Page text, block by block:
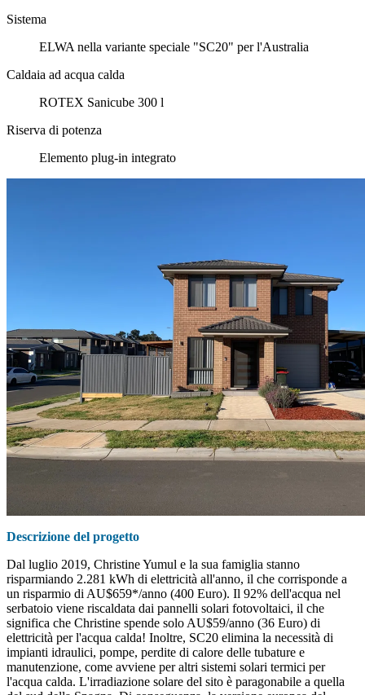
Sistema
ELWA nella variante speciale "SC20" per l'Australia
Caldaia ad acqua calda
ROTEX Sanicube 300 l
Riserva di potenza
Elemento plug-in integrato
Descrizione del progetto
Dal luglio 2019, Christine Yumul e la sua famiglia stanno
risparmiando 2.281 kWh di elettricità all'anno, il che corrisponde a
un risparmio di AU$659*/anno (400 Euro). Il 92% dell'acqua nel
serbatoio viene riscaldata dai pannelli solari fotovoltaici, il che
significa che Christine spende solo AU$59/anno (36 Euro) di
elettricità per l'acqua calda! Inoltre, SC20 elimina la necessità di
impianti idraulici, pompe, perdite di calore delle tubature e
manutenzione, come avviene per altri sistemi solari termici per
l'acqua calda. L'irradiazione solare del sito è paragonabile a quella